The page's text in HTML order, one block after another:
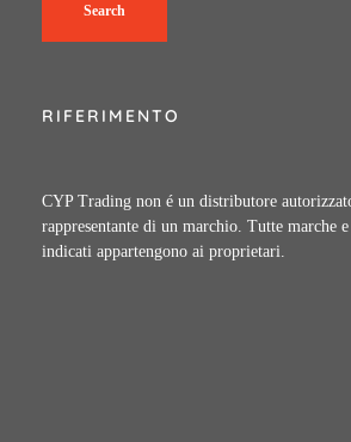
Search
RIFERIMENTO
CYP Trading non é un distributore
rappresentante di un marchio. Tutte marche
indicati appartengono ai proprietari.